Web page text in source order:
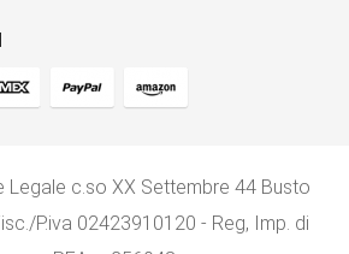
Legale c.so XX Settembre 44 Busto
P.iva 02423910120 - Reg, Imp. di